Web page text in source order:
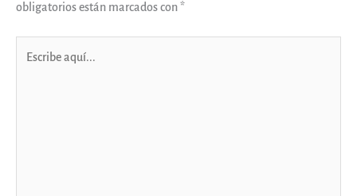
obligatorios están marcados con*